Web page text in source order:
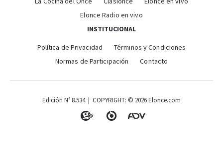
Elonce Radio en vivo
INSTITUCIONAL
Política de Privacidad
Términos y Condiciones
Normas de Participación
Contacto
Edición N° 8.534 | COPYRIGHT: © 2026 Elonce.com